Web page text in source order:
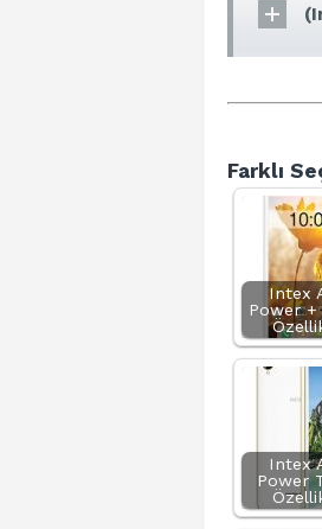
Farklı
Intex
Power
Intex
Power